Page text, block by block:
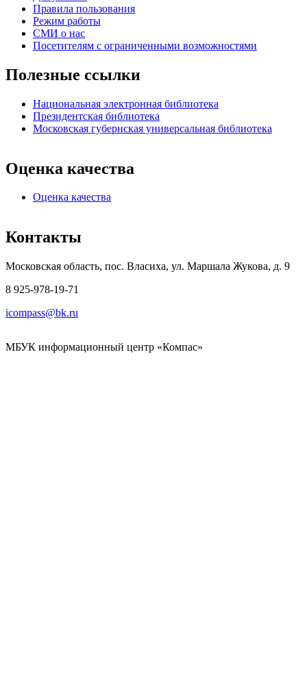
Правила пользования
Режим работы
СМИ о нас
Посетителям с ограниченными возможностями
Полезные ссылки
Национальная электронная библиотека
Президентская библиотека
Московская губернская универсальная библиотека
Оценка качества
Оценка качества
Контакты
Московская область, пос. Власиха, ул. Маршала Жукова, д. 9
8 925-978-19-71
icompass@bk.ru
МБУК информационный центр «Компас»